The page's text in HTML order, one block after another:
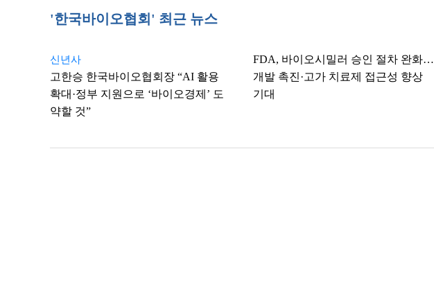
'한국바이오협회' 최근 뉴스
신년사
고한승 한국바이오협회장 “AI 활용
확대·정부 지원으로 ‘바이오경제’ 도
약할 것”
FDA, 바이오시밀러 승인 절차 완화…
개발 촉진·고가 치료제 접근성 향상
기대